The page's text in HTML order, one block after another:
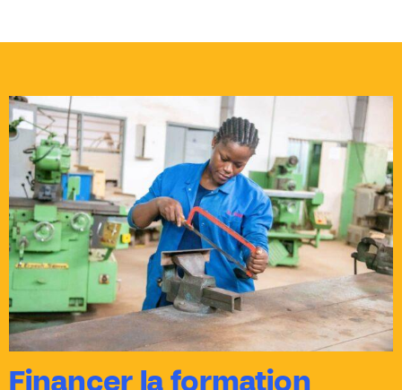
Financer la formation